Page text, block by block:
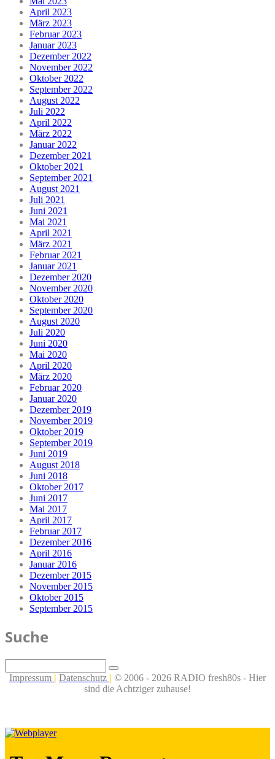
April 2023
März 2023
Februar 2023
Januar 2023
Dezember 2022
November 2022
Oktober 2022
September 2022
August 2022
Juli 2022
April 2022
März 2022
Januar 2022
Dezember 2021
Oktober 2021
September 2021
August 2021
Juli 2021
Juni 2021
Mai 2021
April 2021
März 2021
Februar 2021
Januar 2021
Dezember 2020
November 2020
Oktober 2020
September 2020
August 2020
Juli 2020
Juni 2020
Mai 2020
April 2020
März 2020
Februar 2020
Januar 2020
Dezember 2019
November 2019
Oktober 2019
September 2019
Juni 2019
August 2018
Juni 2018
Oktober 2017
Juni 2017
Mai 2017
April 2017
Februar 2017
Dezember 2016
April 2016
Januar 2016
Dezember 2015
November 2015
Oktober 2015
September 2015
Suche
Impressum | Datenschutz | © 2006 - 2026 RADIO fresh80s - Hier
sind die Achtziger zuhause!